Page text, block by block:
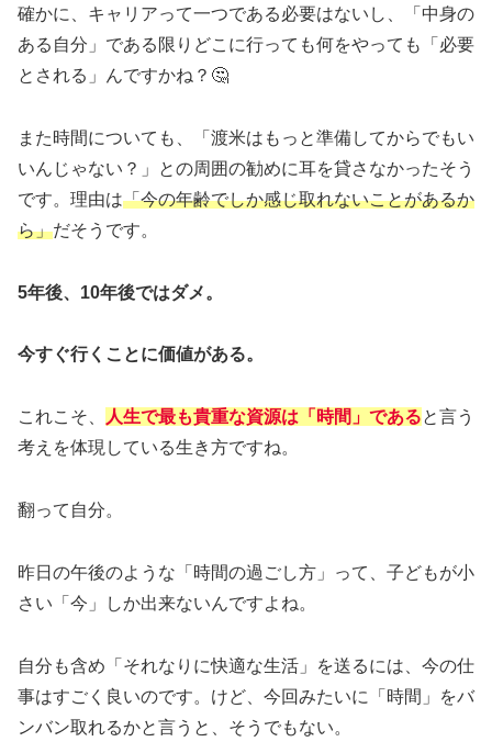
確かに、キャリアって一つである必要はないし、「中身の
ある自分」である限りどこに行っても何をやっても「必要
とされる」んですかね？🤔
また時間についても、「渡米はもっと準備してからでもい
いんじゃない？」との周囲の勧めに耳を貸さなかったそう
です。理由は「今の年齢でしか感じ取れないことがあるか
ら」だそうです。
5年後、10年後ではダメ。
今すぐ行くことに価値がある。
これこそ、 人生で最も貴重な資源は「時間 」 であると言う
考えを体現している生き方ですね。
翻って自分。
昨日の午後のような「時間の過ごし方」って、子どもが小
さい「今」しか出来ないんですよね。
自分も含め「それなりに快適な生活」を送るには、今の仕
事はすごく良いのです。けど、今回みたいに「時間」をバ
ンバン取れるかと言うと、そうでもない。